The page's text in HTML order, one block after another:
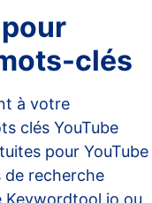
clés
à votre
clés YouTube
pour YouTube
de recherche
Keywordtool.io ou